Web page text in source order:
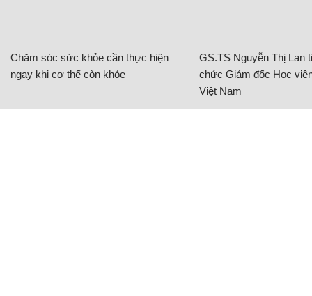
Chăm sóc sức khỏe cần thực hiện
ngay khi cơ thể còn khỏe
GS.TS Nguyễn Thị Lan
chức Giám đốc Học
Việt Nam